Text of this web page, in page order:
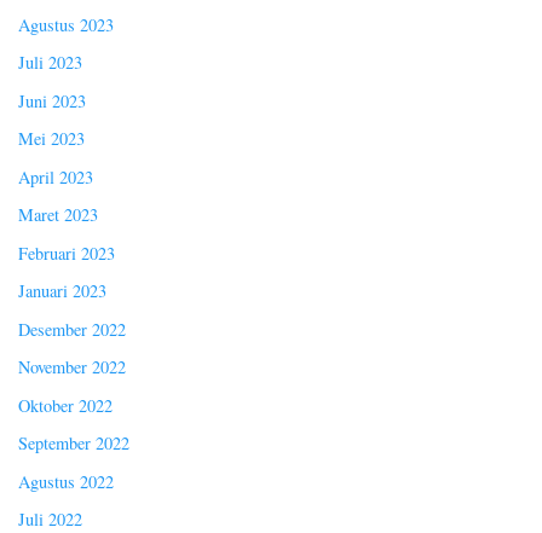
Agustus 2023
Juli 2023
Juni 2023
Mei 2023
April 2023
Maret 2023
Februari 2023
Januari 2023
Desember 2022
November 2022
Oktober 2022
September 2022
Agustus 2022
Juli 2022